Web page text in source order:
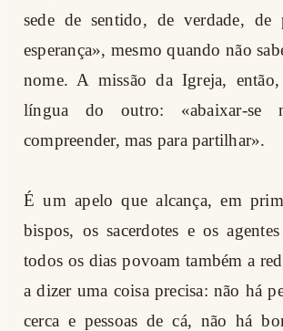
sede de sentido, de verdade, de
esperança», mesmo quando não
nome. A missão da Igreja,
língua do outro: «abaixar-se
compreender, mas para partilhar».
É um apelo que alcança, em
bispos, os sacerdotes e os
todos os dias povoam também a
a dizer uma coisa precisa: não há
cerca e pessoas de cá, não há